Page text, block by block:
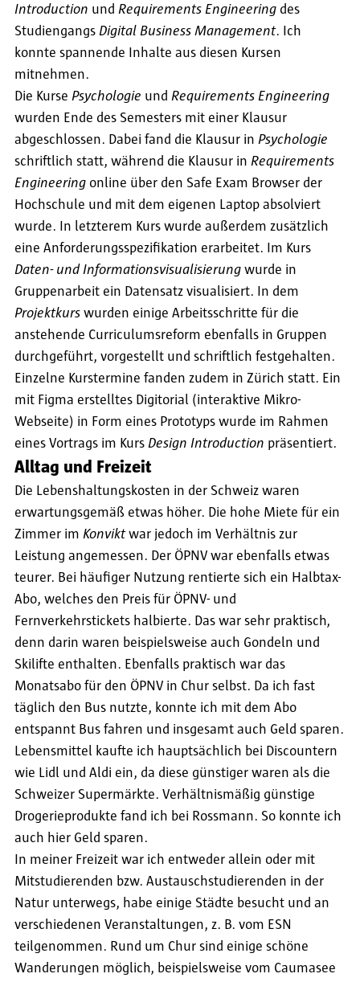
Introduction und Requirements Engineering des
Studiengangs Digital Business Management. Ich
konnte spannende Inhalte aus diesen Kursen
mitnehmen.
Die Kurse Psychologie und Requirements Engineering
wurden Ende des Semesters mit einer Klausur
abgeschlossen. Dabei fand die Klausur in Psychologie
schriftlich statt, während die Klausur in Requirements
Engineering online über den Safe Exam Browser der
Hochschule und mit dem eigenen Laptop absolviert
wurde. In letzterem Kurs wurde außerdem zusätzlich
eine Anforderungsspezifikation erarbeitet. Im Kurs
Daten- und Informationsvisualisierung wurde in
Gruppenarbeit ein Datensatz visualisiert. In dem
Projektkurs wurden einige Arbeitsschritte für die
anstehende Curriculumsreform ebenfalls in Gruppen
durchgeführt, vorgestellt und schriftlich festgehalten.
Einzelne Kurstermine fanden zudem in Zürich statt. Ein
mit Figma erstelltes Digitorial (interaktive Mikro-
Webseite) in Form eines Prototyps wurde im Rahmen
eines Vortrags im Kurs Design Introduction präsentiert.
Alltag und Freizeit
Die Lebenshaltungskosten in der Schweiz waren
erwartungsgemäß etwas höher. Die hohe Miete für ein
Zimmer im Konviktwar jedoch im Verhältnis zur
Leistung angemessen. Der ÖPNV war ebenfalls etwas
teurer. Bei häufiger Nutzung rentierte sich ein Halbtax-
Abo, welches den Preis für ÖPNV- und
Fernverkehrstickets halbierte. Das war sehr praktisch,
denn darin waren beispielsweise auch Gondeln und
Skilifte enthalten. Ebenfalls praktisch war das
Monatsabo für den ÖPNV in Chur selbst. Da ich fast
täglich den Bus nutzte, konnte ich mit dem Abo
entspannt Bus fahren und insgesamt auch Geld sparen.
Lebensmittel kaufte ich hauptsächlich bei Discountern
wie Lidl und Aldi ein, da diese günstiger waren als die
Schweizer Supermärkte. Verhältnismäßig günstige
Drogerieprodukte fand ich bei Rossmann. So konnte ich
auch hier Geld sparen.
In meiner Freizeit war ich entweder allein oder mit
Mitstudierenden bzw. Austauschstudierenden in der
Natur unterwegs, habe einige Städte besucht und an
verschiedenen Veranstaltungen, z. B. vom ESN
teilgenommen. Rund um Chur sind einige schöne
Wanderungen möglich, beispielsweise vom Caumasee